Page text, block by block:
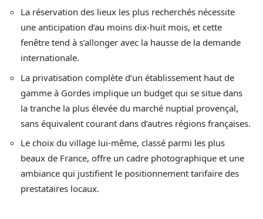
La réservation des lieux les plus recherchés nécessite
une anticipation d’au moins dix-huit mois, et cette
fenêtre tend à s’allonger avec la hausse de la demande
internationale.
La privatisation complète d’un établissement haut de
gamme à Gordes implique un budget qui se situe dans
la tranche la plus élevée du marché nuptial provençal,
sans équivalent courant dans d’autres régions françaises.
Le choix du village lui-même, classé parmi les plus
beaux de France, offre un cadre photographique et une
ambiance qui justifient le positionnement tarifaire des
prestataires locaux.